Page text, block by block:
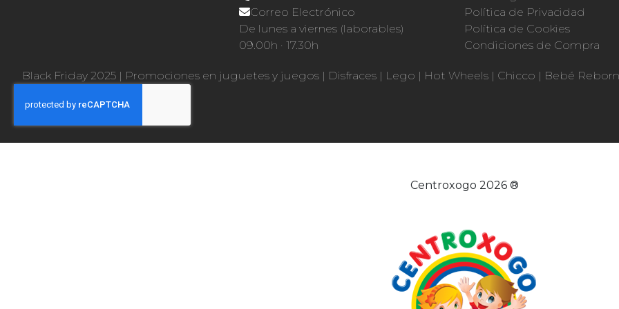
Correo Electrónico
De lunes a viernes (laborables)
09.00h · 17.30h
Política de Privacidad
Política de Cookies
Condiciones de Compra
Black Friday 2025 | Promociones en juguetes y juegos | Disfraces | Lego | Hot Wheels | Chicco | Bebé Reborn
Centroxogo 2026 ®